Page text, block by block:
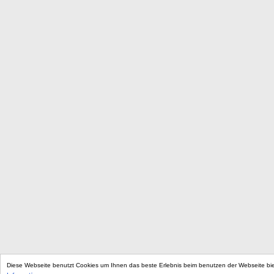
Diese Webseite benutzt Cookies um Ihnen das beste Erlebnis beim benutzen der Webseite